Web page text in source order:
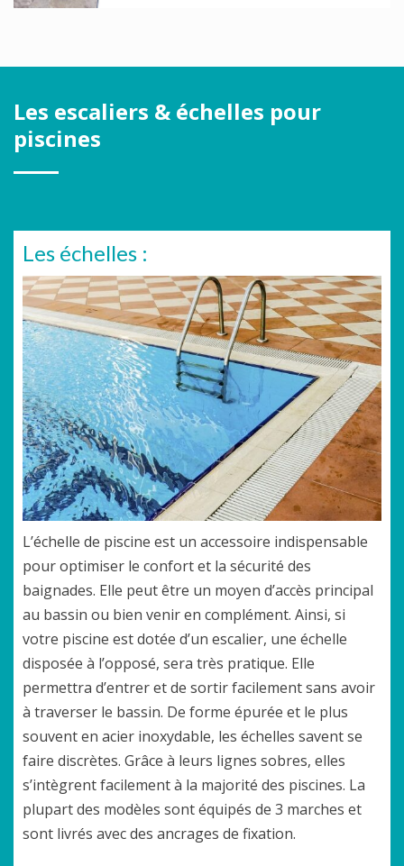
Les escaliers & échelles pour
piscines
Les échelles :
L’échelle de piscine est un accessoire indispensable
pour optimiser le confort et la sécurité des
baignades. Elle peut être un moyen d’accès principal
au bassin ou bien venir en complément. Ainsi, si
votre piscine est dotée d’un escalier, une échelle
disposée à l’opposé, sera très pratique. Elle
permettra d’entrer et de sortir facilement sans avoir
à traverser le bassin. De forme épurée et le plus
souvent en acier inoxydable, les échelles savent se
faire discrètes. Grâce à leurs lignes sobres, elles
s’intègrent facilement à la majorité des piscines. La
plupart des modèles sont équipés de 3 marches et
sont livrés avec des ancrages de fixation.